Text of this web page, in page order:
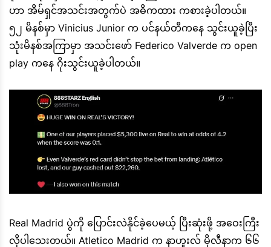
ဟာ အိမ်ရှင်အသင်းအတွက်ပဲ အဓိကထား ကစားခဲ့ပါတယ်။
၅၂ မိနစ်မှာ Vinicius Junior က ပင်နယ်တီကနေ သွင်းယူခဲ့ပြီး
သုံးမိနစ်အကြာမှာ အသင်းဖော် Federico Valverde က open
play ကနေ ဂိုးသွင်းယူခဲ့ပါတယ်။
Real Madrid ပွဲကို ပြောင်းလဲနိုင်ခဲ့ပေမယ့် ပြီးဆုံးဖို့ အဝေးကြီး
လိုပါသေးတယ်။ Atletico Madrid က နာဟူးလ် မိုလီနာက ၆၆